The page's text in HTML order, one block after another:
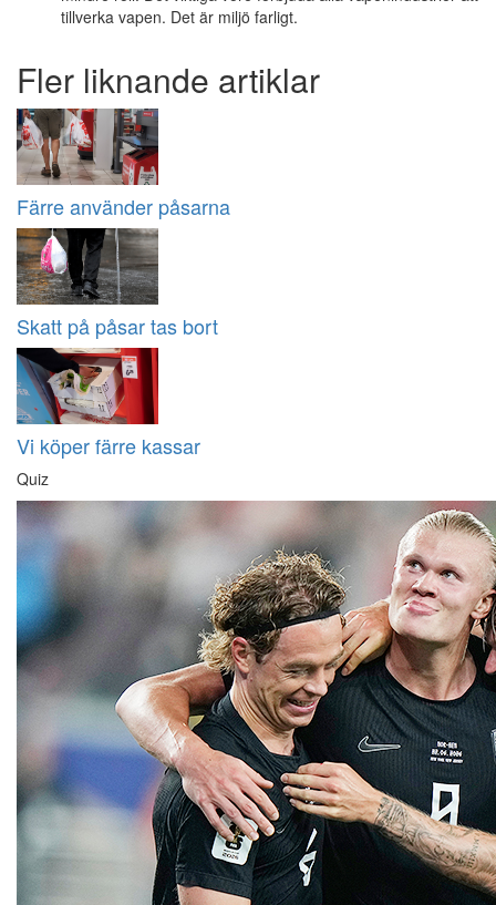
tillverka vapen. Det är miljö farligt.
Fler liknande artiklar
Färre använder påsarna
Skatt på påsar tas bort
Vi köper färre kassar
Quiz